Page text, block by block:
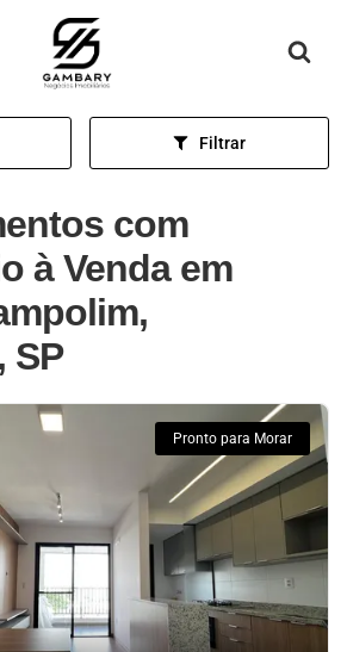
Página inicial
Filtrar
com
à Venda em
SP
Pronto para Morar